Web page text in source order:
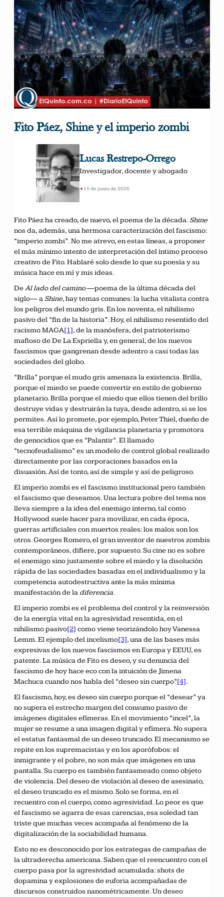
Fito Páez, Shine y el imperio zombi
Lucas Restrepo-Orrego
Investigador, docente y abogado
• 15 de junio de 2026
Fito Páez ha creado, de nuevo, el poema de la década.Shine
nos da, además, una hermosa caracterización del fascismo:
“imperio zombi”. No me atrevo, en estas líneas, a proponer
el más mínimo intento de interpretación del íntimo proceso
creativo de Fito. Hablaré solo desde lo que su poesía y su
música hace en mí y mis ideas.
DeAl lado del camino—poema de la última década del
siglo— aShine,hay temas comunes: la lucha vitalista contra
los peligros del mundo gris. En los noventa, el nihilismo
pasivo del “fin de la historia”. Hoy, el nihilismo resentido del
racismo MAGA[1], de la manósfera, del patrioterismo
mafioso de De La Espriella y, en general, de los nuevos
fascismos que gangrenan desde adentro a casi todas las
sociedades del globo.
“Brilla” porque el mudo gris amenaza la existencia. Brilla,
porque el miedo se puede convertir en estilo de gobierno
planetario. Brilla porque el miedo que ellos tienen del brillo
destruye vidas y destruirán la tuya, desde adentro, si se los
permites. Así lo promete, por ejemplo, Peter Thiel, dueño de
esa terrible máquina de vigilancia planetaria y promotora
de genocidios que es “Palantir”. El llamado
“tecnofeudalismo” es un modelo de control global realizado
directamente por las corporaciones basados en la
disuasión. Así de tonto, así de simple y así de peligroso.
El imperio zombi es el fascismo institucional pero también
el fascismo que deseamos. Una lectura pobre del tema nos
lleva siempre a la idea del enemigo interno, tal como
Hollywood suele hacer para movilizar, en cada época,
guerras artificiales con muertos reales: los malos son los
otros. Georges Romero, el gran inventor de nuestros zombis
contemporáneos, difiere, por supuesto. Su cine no es sobre
el enemigo sino justamente sobre el miedo y la disolución
rápida de las sociedades basadas en el individualismo y la
competencia autodestructiva ante la más mínima
manifestación de la diferencia.
El imperio zombi es el problema del control y la reinversión
de la energía vital en la agresividad resentida, en el
nihilismo pasivo[2] como viene teorizándolo hoy Vanessa
Lemm. El ejemplo del incelismo[3], una de las bases más
expresivas de los nuevos fascismos en Europa y EEUU, es
patente. La música de Fito es deseo, y su denuncia del
fascismo de hoy hace eco con la intuición de Jimena
Machuca cuando nos habla del “deseo sin cuerpo”[4].
El fascismo, hoy, es deseo sin cuerpo porque el “desear” ya
no supera el estrecho margen del consumo pasivo de
imágenes digitales efímeras. En el movimiento “incel”, la
mujer se resume a una imagen digital y efímera. No supera
el estatus fantasmal de un deseo truncado. El mecanismo se
repite en los supremacistas y en los aporófobos: el
inmigrante y el pobre, no son más que imágenes en una
pantalla. Su cuerpo es también fantasmeado como objeto
de violencia. Del deseo de violación al deseo de asesinato,
el deseo truncado es el mismo. Solo se forma, en el
recuentro con el cuerpo, como agresividad. Lo peor es que
el fascismo se agarra de esas carencias, esa soledad tan
triste que muchas veces acompaña al fenómeno de la
digitalización de la sociabilidad humana.
Esto no es desconocido por los estrategas de campañas de
la ultraderecha americana. Saben que el reencuentro con el
cuerpo pasa por la agresividad acumulada: shots de
dopamina y explosiones de euforia acompañadas de
discursos construidos nanométricamente. Un deseo